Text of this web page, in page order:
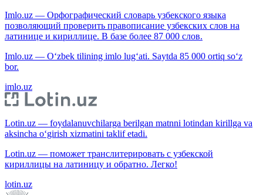
Imlo.uz — Орфографический словарь узбекского языка
позволяющий проверить правописание узбекских слов на
латинице и кириллице. В базе более 87 000 слов.
Imlo.uz — O‘zbek tilining imlo lug‘ati. Saytda 85 000 ortiq so‘z
bor.
imlo.uz
Lotin.uz — foydalanuvchilarga berilgan matnni lotindan kirillga va
aksincha o‘girish xizmatini taklif etadi.
Lotin.uz — поможет транслитерировать с узбекской
кириллицы на латиницу и обратно. Легко!
lotin.uz